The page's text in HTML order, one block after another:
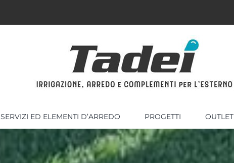
SERVIZI ED ELEMENTI D’ARREDO PROGETTI OUTLET